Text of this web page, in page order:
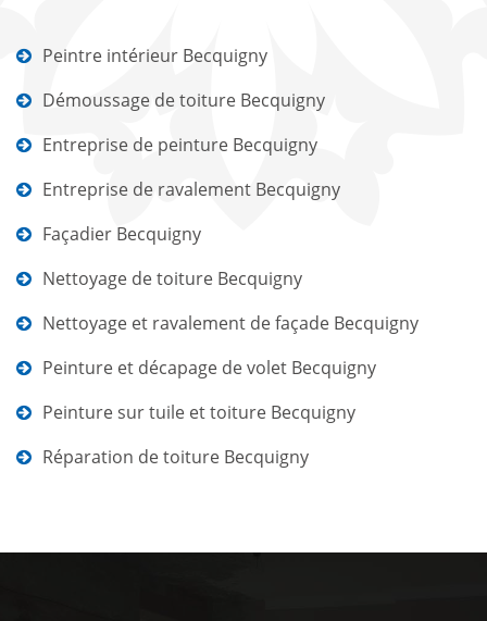
Peintre intérieur Becquigny
Démoussage de toiture Becquigny
Entreprise de peinture Becquigny
Entreprise de ravalement Becquigny
Façadier Becquigny
Nettoyage de toiture Becquigny
Nettoyage et ravalement de façade Becquigny
Peinture et décapage de volet Becquigny
Peinture sur tuile et toiture Becquigny
Réparation de toiture Becquigny